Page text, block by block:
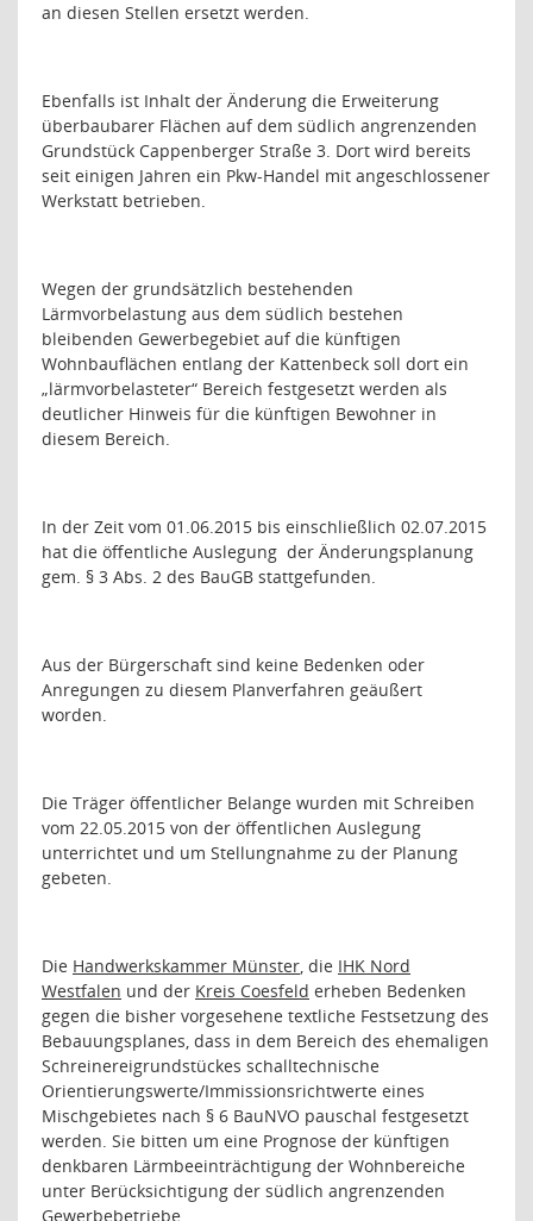
an diesen Stellen ersetzt werden.
Ebenfalls ist Inhalt der Änderung die Erweiterung
überbaubarer Flächen auf dem südlich angrenzenden
Grundstück Cappenberger Straße 3. Dort wird bereits
seit einigen Jahren ein Pkw-Handel mit angeschlossener
Werkstatt betrieben.
Wegen der grundsätzlich bestehenden
Lärmvorbelastung aus dem südlich bestehen
bleibenden Gewerbegebiet auf die künftigen
Wohnbauflächen entlang der Kattenbeck soll dort ein
„lärmvorbelasteter“ Bereich festgesetzt werden als
deutlicher Hinweis für die künftigen Bewohner in
diesem Bereich.
In der Zeit vom 01.06.2015 bis einschließlich 02.07.2015
hat die öffentliche Auslegung der Änderungsplanung
gem. § 3 Abs. 2 des BauGB stattgefunden.
Aus der Bürgerschaft sind keine Bedenken oder
Anregungen zu diesem Planverfahren geäußert
worden.
Die Träger öffentlicher Belange wurden mit Schreiben
vom 22.05.2015 von der öffentlichen Auslegung
unterrichtet und um Stellungnahme zu der Planung
gebeten.
Die Handwerkskammer Münster, die IHK Nord
Westfalen und der Kreis Coesfeld erheben Bedenken
gegen die bisher vorgesehene textliche Festsetzung des
Bebauungsplanes, dass in dem Bereich des ehemaligen
Schreinereigrundstückes schalltechnische
Orientierungswerte/Immissionsrichtwerte eines
Mischgebietes nach § 6 BauNVO pauschal festgesetzt
werden. Sie bitten um eine Prognose der künftigen
denkbaren Lärmbeeinträchtigung der Wohnbereiche
unter Berücksichtigung der südlich angrenzenden
Gewerbebetriebe.